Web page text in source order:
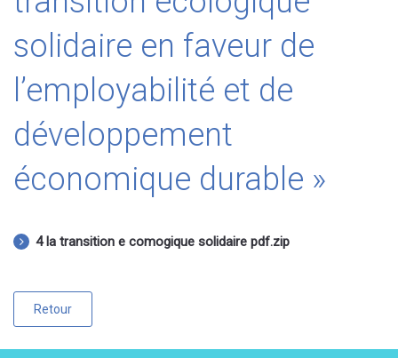
solidaire en faveur de
l’employabilité et de
développement
économique durable »
4 la transition e comogique solidaire pdf.zip
Retour